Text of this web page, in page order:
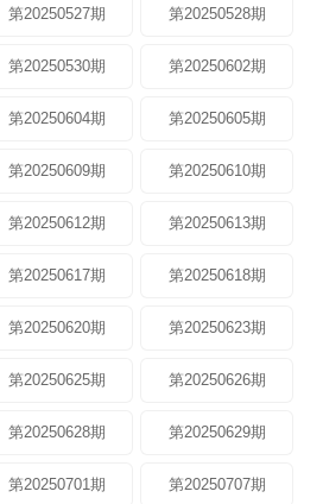
第20250527期 第20250528期
第20250530期 第20250602期
第20250604期 第20250605期
第20250609期 第20250610期
第20250612期 第20250613期
第20250617期 第20250618期
第20250620期 第20250623期
第20250625期 第20250626期
第20250628期 第20250629期
第20250701期 第20250707期